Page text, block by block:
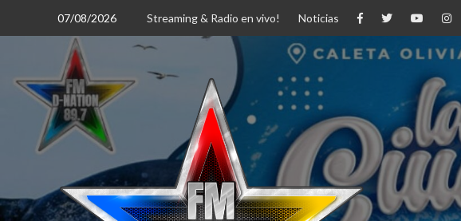
07/08/2026 Streaming & Radio en vivo! Noticias